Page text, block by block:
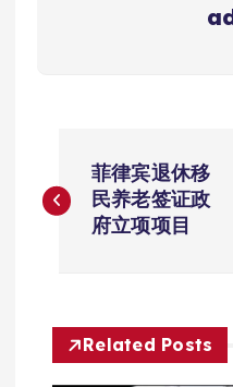
章
航
菲律宾退休移
民养老签证政
府立项项目
Related Posts